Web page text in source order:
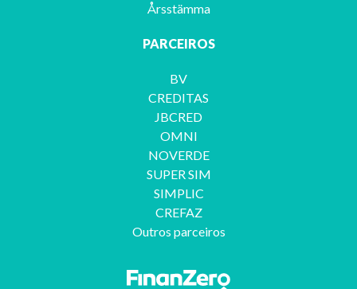
Årsstämma
PARCEIROS
BV
CREDITAS
JBCRED
OMNI
NOVERDE
SUPER SIM
SIMPLIC
CREFAZ
Outros parceiros